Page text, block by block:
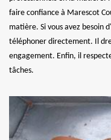
faire confiance à Marescot
matière. Si vous avez besoin
téléphoner directement. Il
engagement. Enfin, il
tâches.